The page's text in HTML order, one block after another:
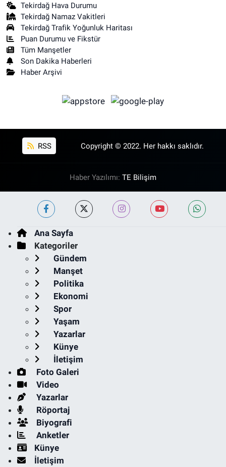
Tekirdağ Hava Durumu
Tekirdağ Namaz Vakitleri
Tekirdağ Trafik Yoğunluk Haritası
Puan Durumu ve Fikstür
Tüm Manşetler
Son Dakika Haberleri
Haber Arşivi
RSS Copyright © 2022. Her hakkı saklıdır.
Haber Yazılımı: TE Bilişim
Ana Sayfa
Kategoriler
Gündem
Manşet
Politika
Ekonomi
Spor
Yaşam
Yazarlar
Künye
İletişim
Foto Galeri
Video
Yazarlar
Röportaj
Biyografi
Anketler
Künye
İletişim